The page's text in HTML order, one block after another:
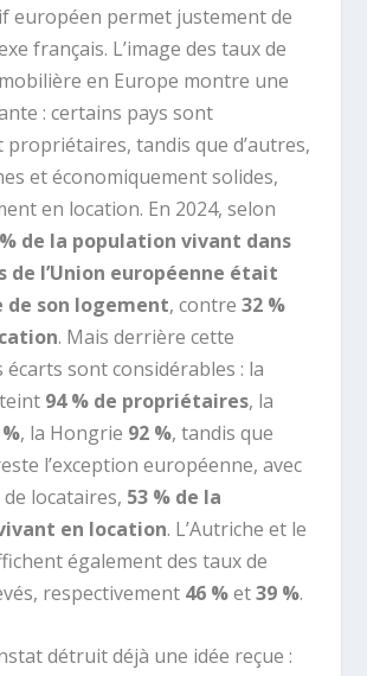
européen permet justement de
français. L’image des taux de
en Europe montre une
: certains pays sont
propriétaires, tandis que d’autres,
et économiquement solides,
en location. En 2024, selon
de la population vivant dans
de l’Union européenne était
son logement, contre32 %
. Mais derrière cette
écarts sont considérables : la
94 % de propriétaires, la
, la Hongrie 92 %, tandis que
l’exception européenne, avec
locataires, 53 % de la
en location. L’Autriche et le
également des taux de
respectivement 46 %et39 %.
détruit déjà une idée reçue :